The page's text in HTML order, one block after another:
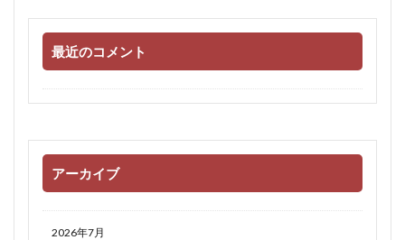
最近のコメント
アーカイブ
2026年7月